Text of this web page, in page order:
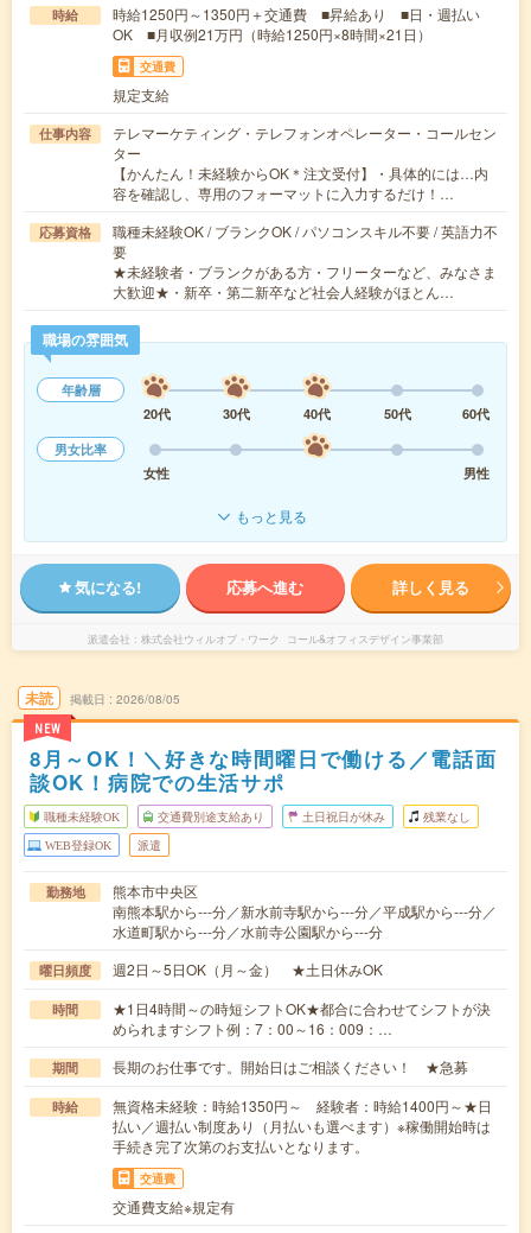
時給
時給1250円～1350円＋交通費 ■昇給あり ■日・週払い
OK ■月収例21万円（時給1250円×8時間×21日）
交通費
規定支給
仕事内容
テレマーケティング・テレフォンオペレーター・コールセン
ター
【かんたん！未経験からOK＊注文受付】・具体的には…内
容を確認し、専用のフォーマットに入力するだけ！…
応募資格
職種未経験OK / ブランクOK / パソコンスキル不要 / 英語力不
要
★未経験者・ブランクがある方・フリーターなど、みなさま
大歓迎★・新卒・第二新卒など社会人経験がほとん…
職場の雰囲気
年齢層
20代
30代 40代 50代
60代
男女比率
女性
男性
もっと見る
気になる! 応募へ進む 詳しく見る
派遣会社 株式会社ウィルオブ・ワーク コール&オフィスデザイン事業部
未読
NEW
掲載日 2026/08/05
8月～OK！＼好きな時間曜日で働ける／電話面
談OK！病院での生活サポ
職種未経験OK 交通費別途支給あり 土日祝日が休み 残業なし
WEB登録OK 派遣
勤務地
熊本市中央区
南熊本駅から---分／新水前寺駅から---分／平成駅から---分／
水道町駅から---分／水前寺公園駅から---分
曜日頻度 週2日～5日OK（月～金） ★土日休みOK
時間
★1日4時間～の時短シフトOK★都合に合わせてシフトが決
められますシフト例：7：00～16：009：…
期間 長期のお仕事です。開始日はご相談ください！ ★急募
時給
無資格未経験：時給1350円～ 経験者：時給1400円～★日
払い／週払い制度あり（月払いも選べます）※稼働開始時は
手続き完了次第のお支払いとなります。
交通費
交通費支給※規定有